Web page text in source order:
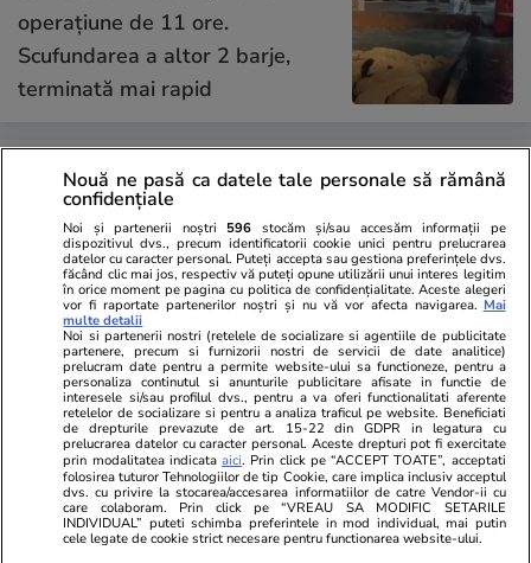
operațiune de 11 ore.
Scufundarea a altor 2 barje,
terminată mai rapid
Radu Miruță explică ce ar face
România dacă s-ar confrunta cu
un roi de drone: „Dacă vin 150
de drone, nu mai suntem pe
timp de pace”
07 aug.
De ce nu stingem lumina când
ne zice Bolojan. Criza Dunării e
doar un avertisment
Nouă ne pasă ca datele tale personale să rămână
confidențiale
Noi și partenerii noștri 596 stocăm și/sau accesăm informații pe
dispozitivul dvs., precum identificatorii cookie unici pentru prelucrarea
datelor cu caracter personal. Puteți accepta sau gestiona preferințele dvs.
făcând clic mai jos, respectiv vă puteți opune utilizării unui interes legitim
în orice moment pe pagina cu politica de confidențialitate. Aceste alegeri
vor fi raportate partenerilor noștri și nu vă vor afecta navigarea. Mai
multe detalii
Noi si partenerii nostri (retelele de socializare si agentiile de publicitate
partenere, precum si furnizorii nostri de servicii de date analitice)
prelucram date pentru a permite website-ului sa functioneze, pentru a
personaliza continutul si anunturile publicitare afisate in functie de
interesele si/sau profilul dvs., pentru a va oferi functionalitati aferente
retelelor de socializare si pentru a analiza traficul pe website. Beneficiati
de drepturile prevazute de art. 15-22 din GDPR in legatura cu
prelucrarea datelor cu caracter personal. Aceste drepturi pot fi exercitate
prin modalitatea indicataaici. Prin click pe “ACCEPT TOATE”, acceptati
folosirea tuturor Tehnologiilor de tip Cookie, care implica inclusiv acceptul
dvs. cu privire la stocarea/accesarea informatiilor de catre Vendor-ii cu
care colaboram. Prin click pe “VREAU SA MODIFIC SETARILE
INDIVIDUAL” puteti schimba preferintele in mod individual, mai putin
cele legate de cookie strict necesare pentru functionarea website-ului.